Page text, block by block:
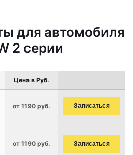
для автомобиля
2 серии
Цена в Руб.
от 1190 руб. Записаться
от 1190 руб. Записаться